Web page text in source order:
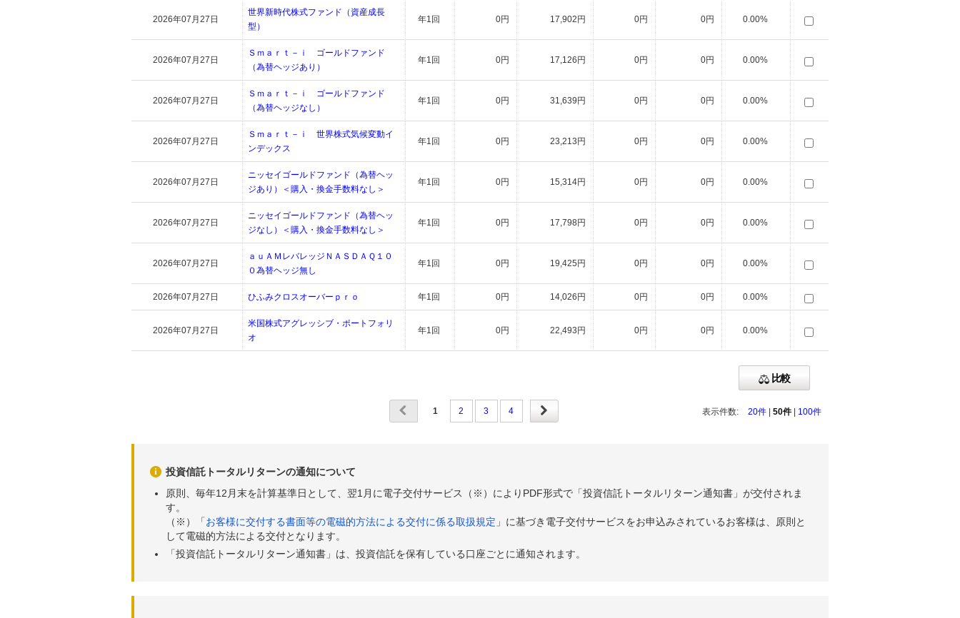
2026年07月27日
世界新時代株式ファンド（資産成長
型）
年1回 0円 17,902円 0円 0円 0.00%
2026年07月27日
Ｓｍａｒｔ－ｉ ゴールドファンド
（為替ヘッジあり）
年1回 0円 17,126円 0円 0円 0.00%
2026年07月27日
Ｓｍａｒｔ－ｉ ゴールドファンド
（為替ヘッジなし）
年1回 0円 31,639円 0円 0円 0.00%
2026年07月27日
Ｓｍａｒｔ－ｉ 世界株式気候変動イ
ンデックス
年1回 0円 23,213円 0円 0円 0.00%
2026年07月27日
ニッセイゴールドファンド（為替ヘッ
ジあり）＜購入・換金手数料なし＞
年1回 0円 15,314円 0円 0円 0.00%
2026年07月27日
ニッセイゴールドファンド（為替ヘッ
ジなし）＜購入・換金手数料なし＞
年1回 0円 17,798円 0円 0円 0.00%
2026年07月27日
ａｕＡＭレバレッジＮＡＳＤＡＱ１０
０為替ヘッジ無し
年1回 0円 19,425円 0円 0円 0.00%
2026年07月27日 ひふみクロスオーバーｐｒｏ 年1回 0円 14,026円 0円 0円 0.00%
2026年07月27日
米国株式アグレッシブ・ポートフォリ
オ
年1回 0円 22,493円 0円 0円 0.00%
比較
1 2 3 4 表示件数: 20件 50件 100件
投資信託トータルリターンの通知について
原則、毎年12月末を計算基準日として、翌1月に電子交付サービス（※）によりPDF形式で「投資信託トータルリターン通知書」が交付されま
す。
（※）「お客様に交付する書面等の電磁的方法による交付に係る取扱規定 」に基づき電子交付サービスをお申込みされているお客様は、原則と
して電磁的方法による交付となります。
「投資信託トータルリターン通知書」は、投資信託を保有している口座ごとに通知されます。